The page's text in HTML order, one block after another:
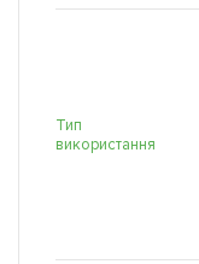
Тип
використання